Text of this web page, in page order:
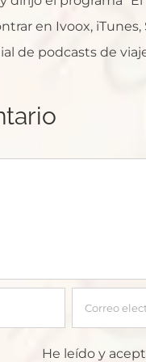
en Ivoox, iTunes,
de podcasts de
He leído y